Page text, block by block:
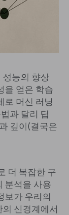
성능의 향상
을 얻은 학습
로 머신 러닝
과 달리 딥
깊이(결국은
더 복잡한 구
분석을 사용
보가 우리의
신경계에서